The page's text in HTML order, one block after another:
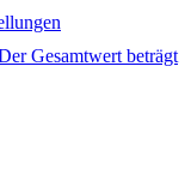
Gesamtwert beträgt